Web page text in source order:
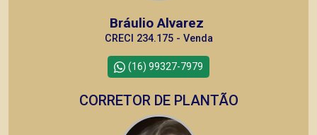
Bráulio Alvarez
CRECI 234.175 - Venda
(16) 99327-7979
CORRETOR DE PLANTÃO